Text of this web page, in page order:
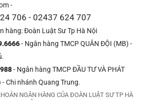
-
706 - 02437 624 707
hàng: Đoàn Luật Sư Tp Hà Nội
- Ngân hàng TMCP QUÂN ĐỘI (MB) -
- Ngân hàng TMCP ĐẦU TƯ VÀ PHÁT
- Chi nhánh Quang Trung.
NGÂN HÀNG CỦA ĐOÀN LUẬT SƯ TP HÀ